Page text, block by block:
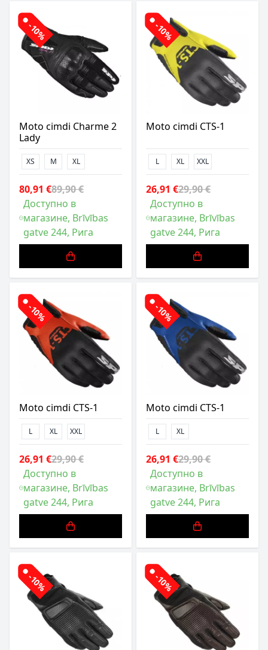
-10%
Moto cimdi Charme 2
Lady
XS M XL
80,91 €89,90 €
Доступно в
магазине, Brīvības
gatve 244, Рига
-10%
Moto cimdi CTS-1
L XL XXL
26,91 €29,90 €
Доступно в
магазине, Brīvības
gatve 244, Рига
-10%
Moto cimdi CTS-1
L XL XXL
26,91 €29,90 €
Доступно в
магазине, Brīvības
gatve 244, Рига
-10%
Moto cimdi CTS-1
L XL
26,91 €29,90 €
Доступно в
магазине, Brīvības
gatve 244, Рига
-10% -10%